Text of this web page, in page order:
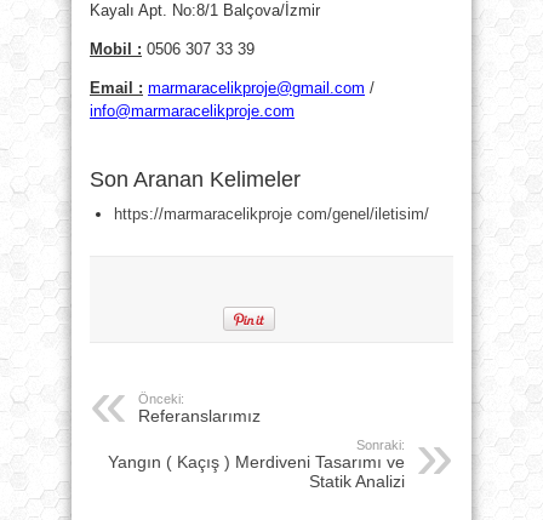
Kayalı Apt. No:8/1 Balçova/İzmir
Mobil : 0506 307 33 39
Email : marmaracelikproje@gmail.com /
info@marmaracelikproje.com
Son Aranan Kelimeler
https://marmaracelikproje com/genel/iletisim/
Önceki:
Referanslarımız
Sonraki:
Yangın ( Kaçış ) Merdiveni Tasarımı ve
Statik Analizi